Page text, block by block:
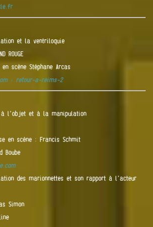
et la ventriloquie
ROUGE
scène Stéphane Arcas
› retour-a-reims-2
l’objet et à la manipulation
en scène : Francis Schmit
Boube
des marionnettes et son rapport à l’acteur
Simon